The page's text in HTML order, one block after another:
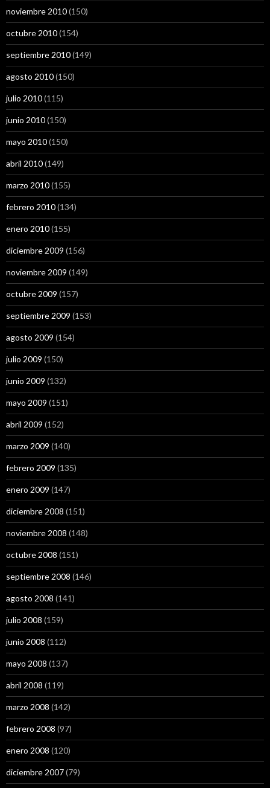
noviembre 2010(150)
octubre 2010(154)
septiembre 2010(149)
agosto 2010(150)
julio 2010(115)
junio 2010(150)
mayo 2010(150)
abril 2010(149)
marzo 2010(155)
febrero 2010(134)
enero 2010(155)
diciembre 2009 (156)
noviembre 2009 (149)
octubre 2009 (157)
septiembre 2009 (153)
agosto 2009 (154)
julio 2009 (150)
junio 2009 (132)
mayo 2009 (151)
abril 2009 (152)
marzo 2009 (140)
febrero 2009 (135)
enero 2009 (147)
diciembre 2008 (151)
noviembre 2008 (148)
octubre 2008 (151)
septiembre 2008 (146)
agosto 2008 (141)
julio 2008 (159)
junio 2008 (112)
mayo 2008 (137)
abril 2008 (119)
marzo 2008 (142)
febrero 2008 (97)
enero 2008 (120)
diciembre 2007(79)